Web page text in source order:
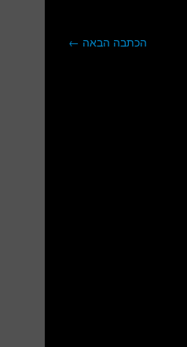
הכתבה הבאה ←